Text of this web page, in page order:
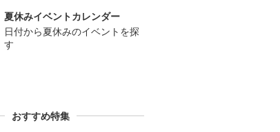
夏休みイベントカレンダー
日付から夏休みのイベントを探
す
おすすめ特集